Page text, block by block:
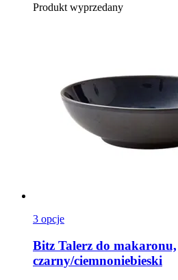
Produkt wyprzedany
3 opcje
Bitz Talerz do makaronu,
czarny/ciemnoniebieski